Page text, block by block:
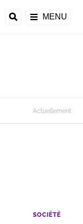
MENU
Actuellement
SOCIÉTÉ